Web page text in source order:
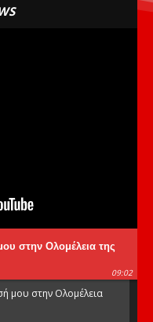
στην Ολομέλεια της
09:02
μου στην Ολομέλεια